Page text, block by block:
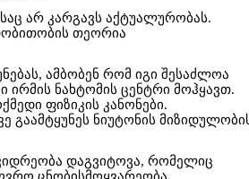
არ კარგავს აქტუალურობას.
თეორია
ამბობენ რომ იგი შესაძლოა
ირმის ნახტომის ცენტრი მოჰყავთ.
ფიზიკის კანონები.
გაამტყუნეს ნიუტონის
დაგვიტოვა, რომელიც